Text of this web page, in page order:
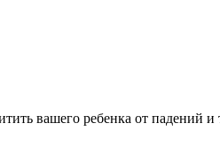
вашего ребенка от падений